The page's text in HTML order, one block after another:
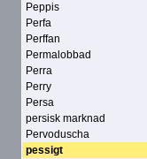
Peppis
Perfa
Perffan
Permalobbad
Perra
Perry
Persa
persisk marknad
Pervoduscha
pessigt